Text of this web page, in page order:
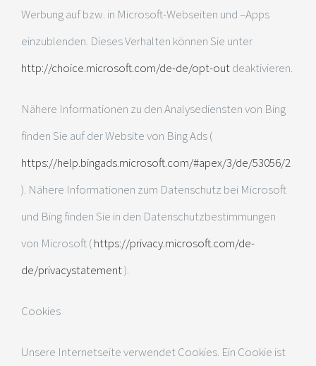
Werbung auf bzw. in Microsoft-Webseiten und –Apps
einzublenden. Dieses Verhalten können Sie unter
http://choice.microsoft.com/de-de/opt-outdeaktivieren.
Nähere Informationen zu den Analysediensten von Bing
finden Sie auf der Website von Bing Ads (
https://help.bingads.microsoft.com/#apex/3/de/53056/2
). Nähere Informationen zum Datenschutz bei Microsoft
und Bing finden Sie in den Datenschutzbestimmungen
von Microsoft (https://privacy.microsoft.com/de-
de/privacystatement).
Cookies
Unsere Internetseite verwendet Cookies. Ein Cookie ist